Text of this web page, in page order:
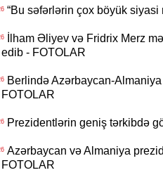
“Bu səfərlərin çox böyük siyasi
İlham Əliyev və Fridrix Merz
edib - FOTOLAR
Berlində Azərbaycan-Almaniya
FOTOLAR
Prezidentlərin geniş tərkibdə
Azərbaycan və Almaniya
FOTOLAR